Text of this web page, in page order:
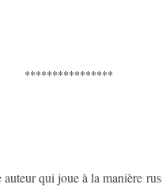
****************
qui joue à la manière